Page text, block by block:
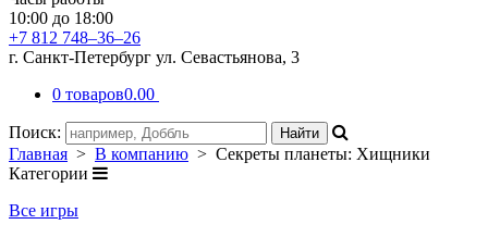
10:00 до 18:00
+7 812 748–36–26
г. Санкт-Петербург ул. Севастьянова, 3
0 товаров0.00
Поиск:
Главная > В компанию > Секреты планеты: Хищники
Категории
Все игры